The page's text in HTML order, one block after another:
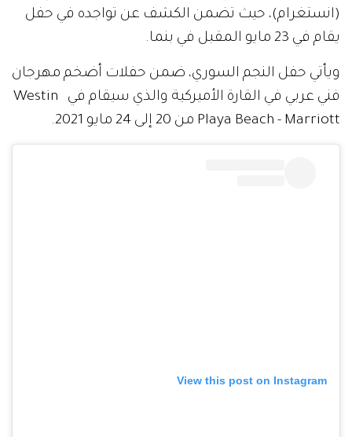
(انستغرام)، حيث تضمن الكشف عن تواجده في حفل
يقام في 23 مايو المقبل في بنما.
ويأتي حفل النجم السوري، ضمن حفلات أضخم مهرجان
فني عربي في القارة الأميركية والذي سيقام في Westin
Playa Beach - Marriott من 20 إلى 24 مايو 2021.
View this post on Instagram